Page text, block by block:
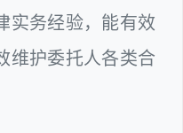
实务经验，能有效
维护委托人各类合